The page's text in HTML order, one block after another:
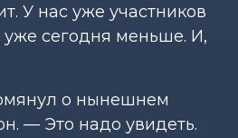
У нас уже участников
сегодня меньше. И,
о нынешнем
— Это надо увидеть.